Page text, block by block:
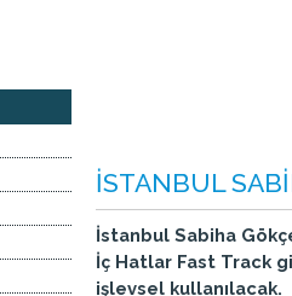
İSTANBUL
İstanbul Sabiha
İç Hatlar Fast Track
işlevsel kullanılacak.